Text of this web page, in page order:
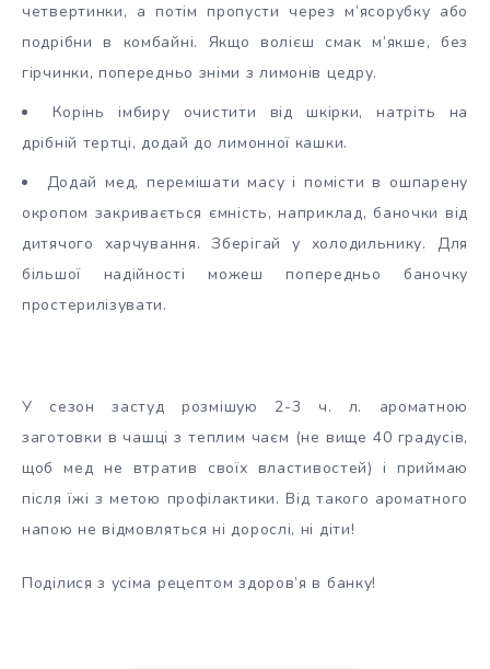
четвертинки, а потім пропусти через м’ясорубку або
подрібни в комбайні. Якщо волієш смак м’якше, без
гірчинки, попередньо зніми з лимонів цедру.
Корінь імбиру очистити від шкірки, натріть на
дрібній тертці, додай до лимонної кашки.
Додай мед, перемішати масу і помісти в ошпарену
окропом закривається ємність, наприклад, баночки від
дитячого харчування. Зберігай у холодильнику. Для
більшої надійності можеш попередньо баночку
простерилізувати.
У сезон застуд розмішую 2-3 ч. л. ароматною
заготовки в чашці з теплим чаєм (не вище 40 градусів,
щоб мед не втратив своїх властивостей) і приймаю
після їжі з метою профілактики. Від такого ароматного
напою не відмовляться ні дорослі, ні діти!
Поділися з усіма рецептом здоров’я в банку!